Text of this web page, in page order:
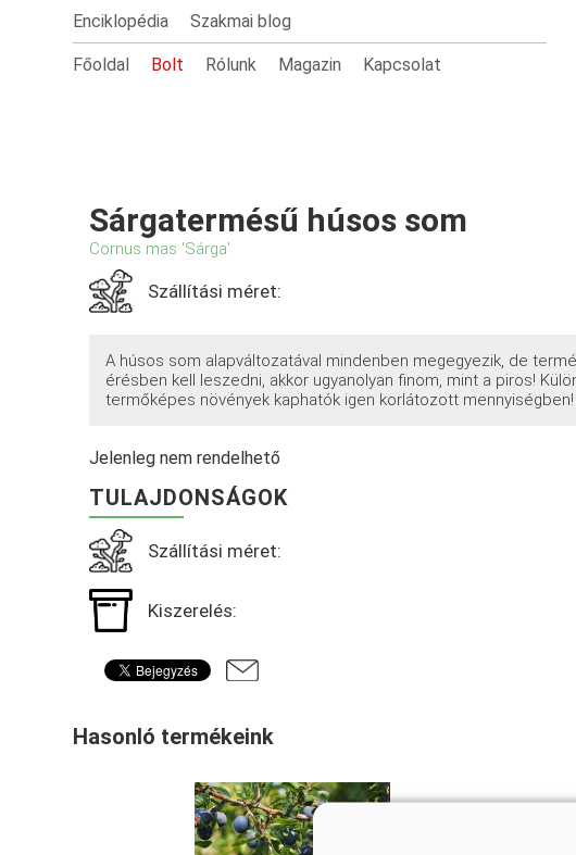
Enciklopédia Szakmai blog
Főoldal Bolt Rólunk Magazin Kapcsolat
Sárgatermésű húsos som
Cornus mas 'Sárga'
Szállítási méret:
A húsos som alapváltozatával mindenben megegyezik, de
érésben kell leszedni, akkor ugyanolyan finom, mint a piros!
termőképes növények kaphatók igen korlátozott mennyiségben!
Jelenleg nem rendelhető
TULAJDONSÁGOK
Szállítási méret:
Kiszerelés:
Hasonló termékeink